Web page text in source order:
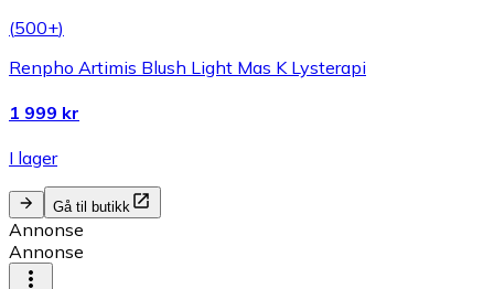
(500+)
Renpho Artimis Blush Light Mas K Lysterapi
1 999 kr
I lager
Gå til butikk
Annonse
Annonse